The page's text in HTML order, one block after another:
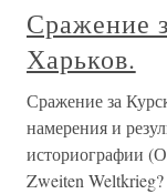
Сражение
Харьков.
Сражение за
намерения и
историографии
Zweiten